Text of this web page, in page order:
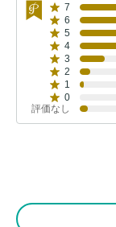
7
6
5
4
3
2
1
0
評価なし